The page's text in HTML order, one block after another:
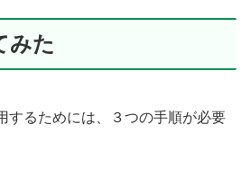
みた
するためには、３つの手順が必要